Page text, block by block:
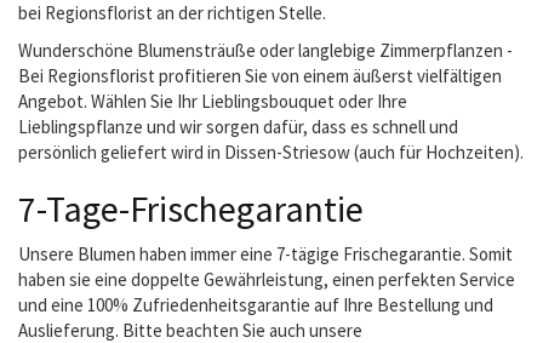
bei Regionsflorist an der richtigen Stelle.
Wunderschöne Blumensträuße oder langlebige Zimmerpflanzen -
Bei Regionsflorist profitieren Sie von einem äußerst vielfältigen
Angebot. Wählen Sie Ihr Lieblingsbouquet oder Ihre
Lieblingspflanze und wir sorgen dafür, dass es schnell und
persönlich geliefert wird in Dissen-Striesow (auch für Hochzeiten).
7-Tage-Frischegarantie
Unsere Blumen haben immer eine 7-tägige Frischegarantie. Somit
haben sie eine doppelte Gewährleistung, einen perfekten Service
und eine 100% Zufriedenheitsgarantie auf Ihre Bestellung und
Auslieferung. Bitte beachten Sie auch unsere